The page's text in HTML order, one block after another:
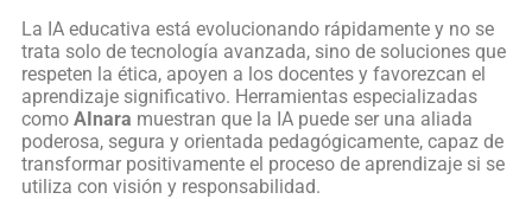
La IA educativa está evolucionando rápidamente y no se
trata solo de tecnología avanzada, sino de soluciones que
respeten la ética, apoyen a los docentes y favorezcan el
aprendizaje significativo. Herramientas especializadas
como AInara muestran que la IA puede ser una aliada
poderosa, segura y orientada pedagógicamente, capaz de
transformar positivamente el proceso de aprendizaje si se
utiliza con visión y responsabilidad.